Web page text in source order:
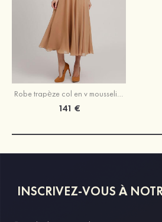
Robe trapèze col en v mousseline longueur mollet robe de mère de la mariée avec dentelle
141 €
INSCRIVEZ-VOUS À